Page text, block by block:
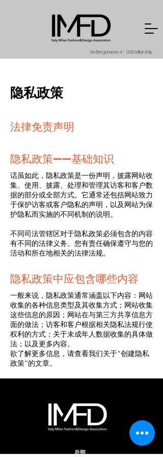
Via Borgonuovo 4 - 20121 Milan Italy
隐私政策
法律免责声明
隐私政策——基础知识
话虽如此，隐私政策是一份声明，披露网站收
集、使用、披露、处理和管理其访客和客户数
据的部分或全部方式。它通常还包括网站致力
于保护访客或客户隐私的声明，以及网站为保
护隐私而实施的不同机制的说明。
不同司法管辖区对于隐私政策必须包含的内容
有不同的法律义务。您有责任确保遵守与您的
活动和所在地相关的法律法规。
隐私政策中应包含哪些内容
一般来说，隐私政策通常涵盖以下内容：网站
收集的各种信息类型及其收集方式；网站收集
这些信息的原因；网站在与第三方共享信息方
面的做法；访客和客户根据相关隐私法规行使
权利的方式；关于未成年人数据收集的具体做
法；以及更多内容。
欲了解更多信息，请查看我们关于“创建隐私
政策”的文章。
总部